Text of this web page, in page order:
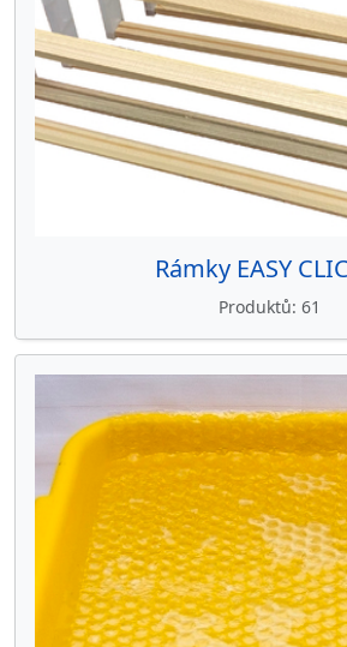
Rámky EASY
Produktů 61